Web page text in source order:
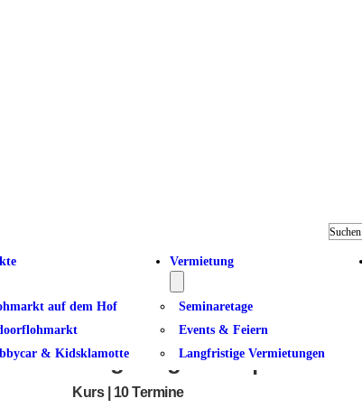
Suchen
auf dem Hof
& Kidsklamotte
Vermietung
Seminaretage
Events & Feiern
Langfristige Vermietungen
Tango Argentino | Dancer 1
Kurs | 10 Termine